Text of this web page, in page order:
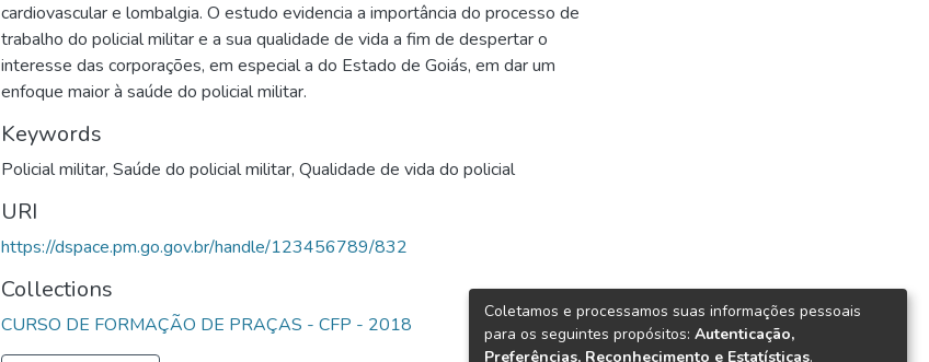
cardiovascular e lombalgia. O estudo evidencia a importância do processo de
trabalho do policial militar e a sua qualidade de vida a fim de despertar o
interesse das corporações, em especial a do Estado de Goiás, em dar um
enfoque maior à saúde do policial militar.
Keywords
Policial militar, Saúde do policial militar, Qualidade de vida do policial
URI
https://dspace.pm.go.gov.br/handle/123456789/832
Collections
CURSO DE FORMAÇÃO DE PRAÇAS - CFP - 2018
Coletamos e processamos suas informações pessoais
para os seguintes propósitos: Autenticação,
Preferências, Reconhecimento e Estatísticas.